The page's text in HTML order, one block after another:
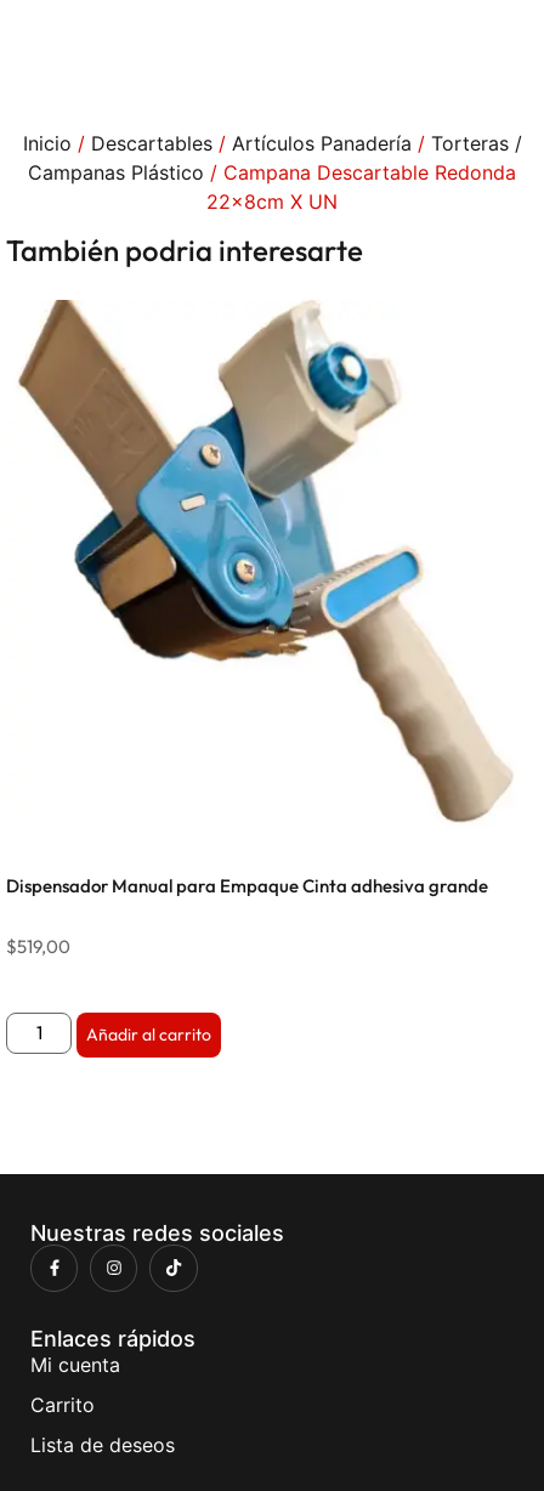
Inicio / Descartables/ Artículos Panadería / Torteras /
Campanas Plástico / Campana Descartable Redonda
22x8cm X UN
También podria interesarte
Dispensador Manual para Empaque Cinta adhesiva grande
$519,00
Añadir al carrito
Nuestras redes sociales
Enlaces rápidos
Mi cuenta
Carrito
Lista de deseos